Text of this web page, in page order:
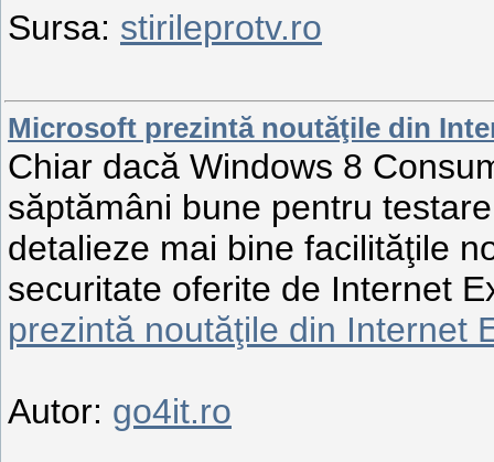
Sursa: stirileprotv.ro
Microsoft prezintă noutăţile din
Chiar dacă Windows 8
săptămâni bune pentru
detalieze mai bine facilităţile
securitate oferite de Internet
prezintă noutăţile din Internet
Autor: go4it.ro